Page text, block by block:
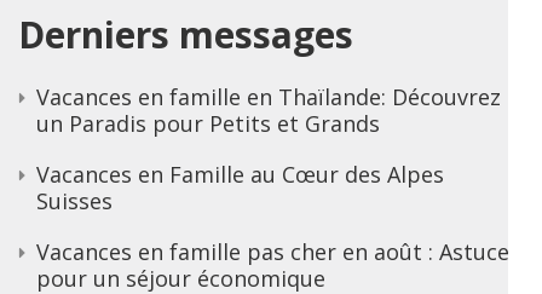
Derniers messages
Vacances en famille en Thaïlande: Découvrez
un Paradis pour Petits et Grands
Vacances en Famille au Cœur des Alpes
Suisses
Vacances en famille pas cher en août : Astuces
pour un séjour économique